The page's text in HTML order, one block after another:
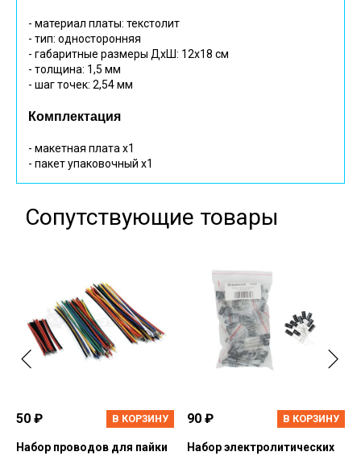
- материал платы: текстолит
- тип: односторонняя
- габаритные размеры ДхШ: 12х18 см
- толщина: 1,5 мм
- шаг точек: 2,54 мм
Комплектация
- макетная плата х1
- пакет упаковочный х1
Сопутствующие товары
50 ₽ В КОРЗИНУ
Набор проводов для пайки
90 ₽ В КОРЗИНУ
Набор электролитических